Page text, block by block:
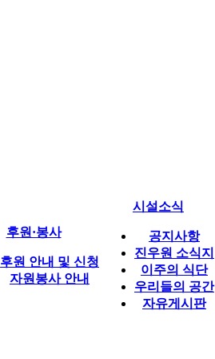
후원·봉사
후원 안내 및 신청
자원봉사 안내
시설소식
공지사항
진우원 소식지
이주의 식단
우리들의 공간
자유게시판